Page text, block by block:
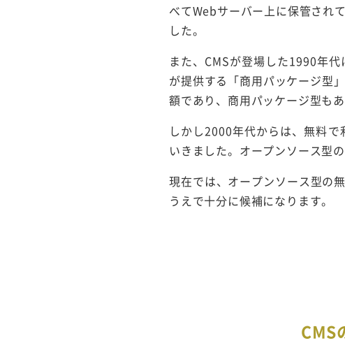
べてWebサーバー上に保管され
した。
また、CMSが登場した1990年
が提供する「商用パッケージ型
額であり、商用パッケージ型も
しかし2000年代からは、無料
いきました。オープンソース型
現在では、オープンソース型の
うえで十分に候補になります。
CMS